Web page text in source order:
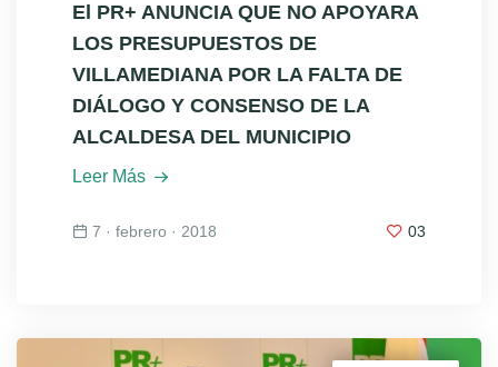
El PR+ ANUNCIA QUE NO APOYARA
LOS PRESUPUESTOS DE
VILLAMEDIANA POR LA FALTA DE
DIÁLOGO Y CONSENSO DE LA
ALCALDESA DEL MUNICIPIO
Leer Más
7 · febrero · 2018 03